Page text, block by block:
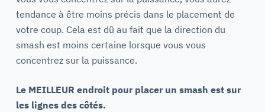
tendance à être moins précis dans le placement de
votre coup. Cela est dû au fait que la direction du
smash est moins certaine lorsque vous vous
concentrez sur la puissance.
Le MEILLEUR endroit pour placer un smash est sur
les lignes des côtés.